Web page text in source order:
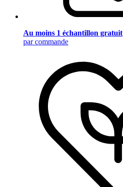
Au moins 1 échantillon gratuit
par commande